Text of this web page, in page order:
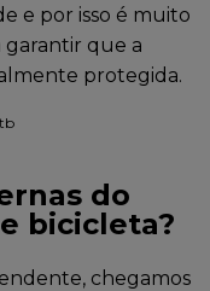
e por isso é muito
garantir que a
protegida.
do
bicicleta?
chegamos